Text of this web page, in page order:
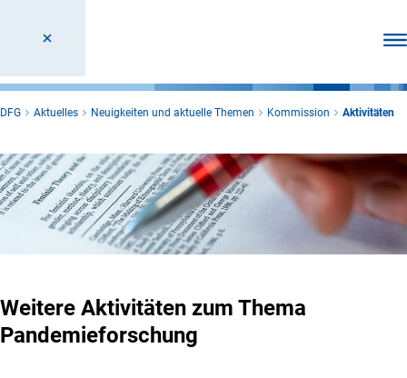
DFG Aktuelles Neuigkeiten und aktuelle Themen Kommission Aktivitäten
Weitere Aktivitäten zum Thema
Pandemieforschung